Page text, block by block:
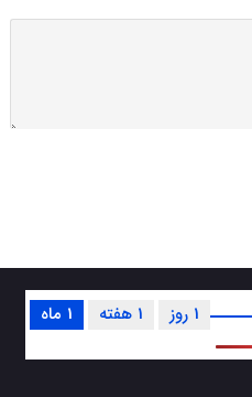
1 ماه 1 هفته 1 روز